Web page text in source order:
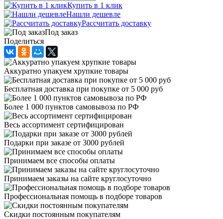
Купить в 1 клик
Нашли дешевле
Рассчитать доставку
Под заказ
Поделиться
Аккуратно упакуем хрупкие товары
Бесплатная доставка при покупке от 5 000 руб
Более 1 000 пунктов самовывоза по РФ
Весь ассортимент сертифицирован
Подарки при заказе от 3000 рублей
Принимаем все способы оплаты
Принимаем заказы на сайте круглосуточно
Профессиональная помощь в подборе товаров
Скидки постоянным покупателям